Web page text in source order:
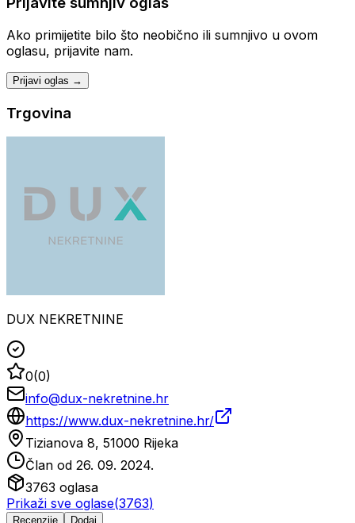
Ako primijetite bilo što neobično ili sumnjivo u ovom
oglasu, prijavite nam.
Prijavi oglas →
Trgovina
DUX NEKRETNINE
0(0)
info@dux-nekretnine.hr
https://www.dux-nekretnine.hr/
Tizianova 8, 51000 Rijeka
Član od 26. 09. 2024.
3763 oglasa
Prikaži sve oglase(3763)
Recenzije Dodaj